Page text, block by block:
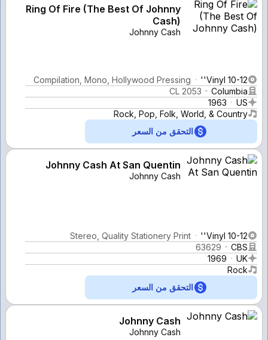
Ring Of Fire (The Best Of Johnny
Cash)
Johnny Cash
Vinyl 10-12''
Compilation, Mono, Hollywood Pressing
Columbia
CL 2053
US
1963
Rock, Pop, Folk, World, & Country
التحقق من السعر
Johnny Cash At San Quentin
Johnny Cash
Vinyl 10-12''
Stereo, Quality Stationery Print
CBS
63629
UK
1969
Rock
التحقق من السعر
Johnny Cash
Johnny Cash